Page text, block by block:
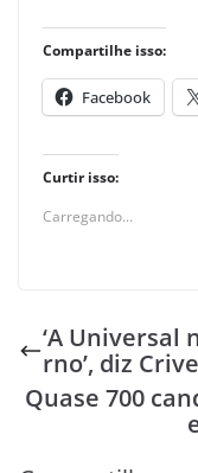
Compartilhe isso:
Facebook
Curtir isso:
Carregando...
‘A Universal
rno’, diz
Quase 700